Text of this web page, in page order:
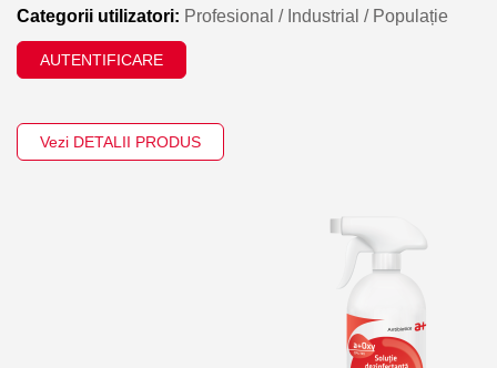
Categorii utilizatori: Profesional / Industrial / Populație
AUTENTIFICARE
Vezi DETALII PRODUS